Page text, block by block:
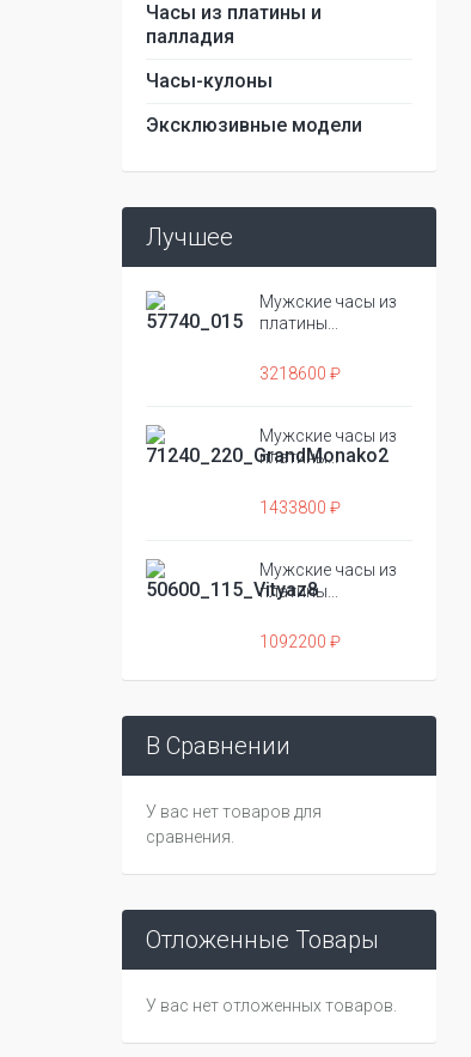
Часы из платины и
палладия
Часы-кулоны
Эксклюзивные модели
Лучшее
Мужские часы из
платины...
3218600 ₽
Мужские часы из
платины...
1433800 ₽
Мужские часы из
платины...
1092200 ₽
В Сравнении
У вас нет товаров для
сравнения.
Отложенные Товары
У вас нет отложенных товаров.